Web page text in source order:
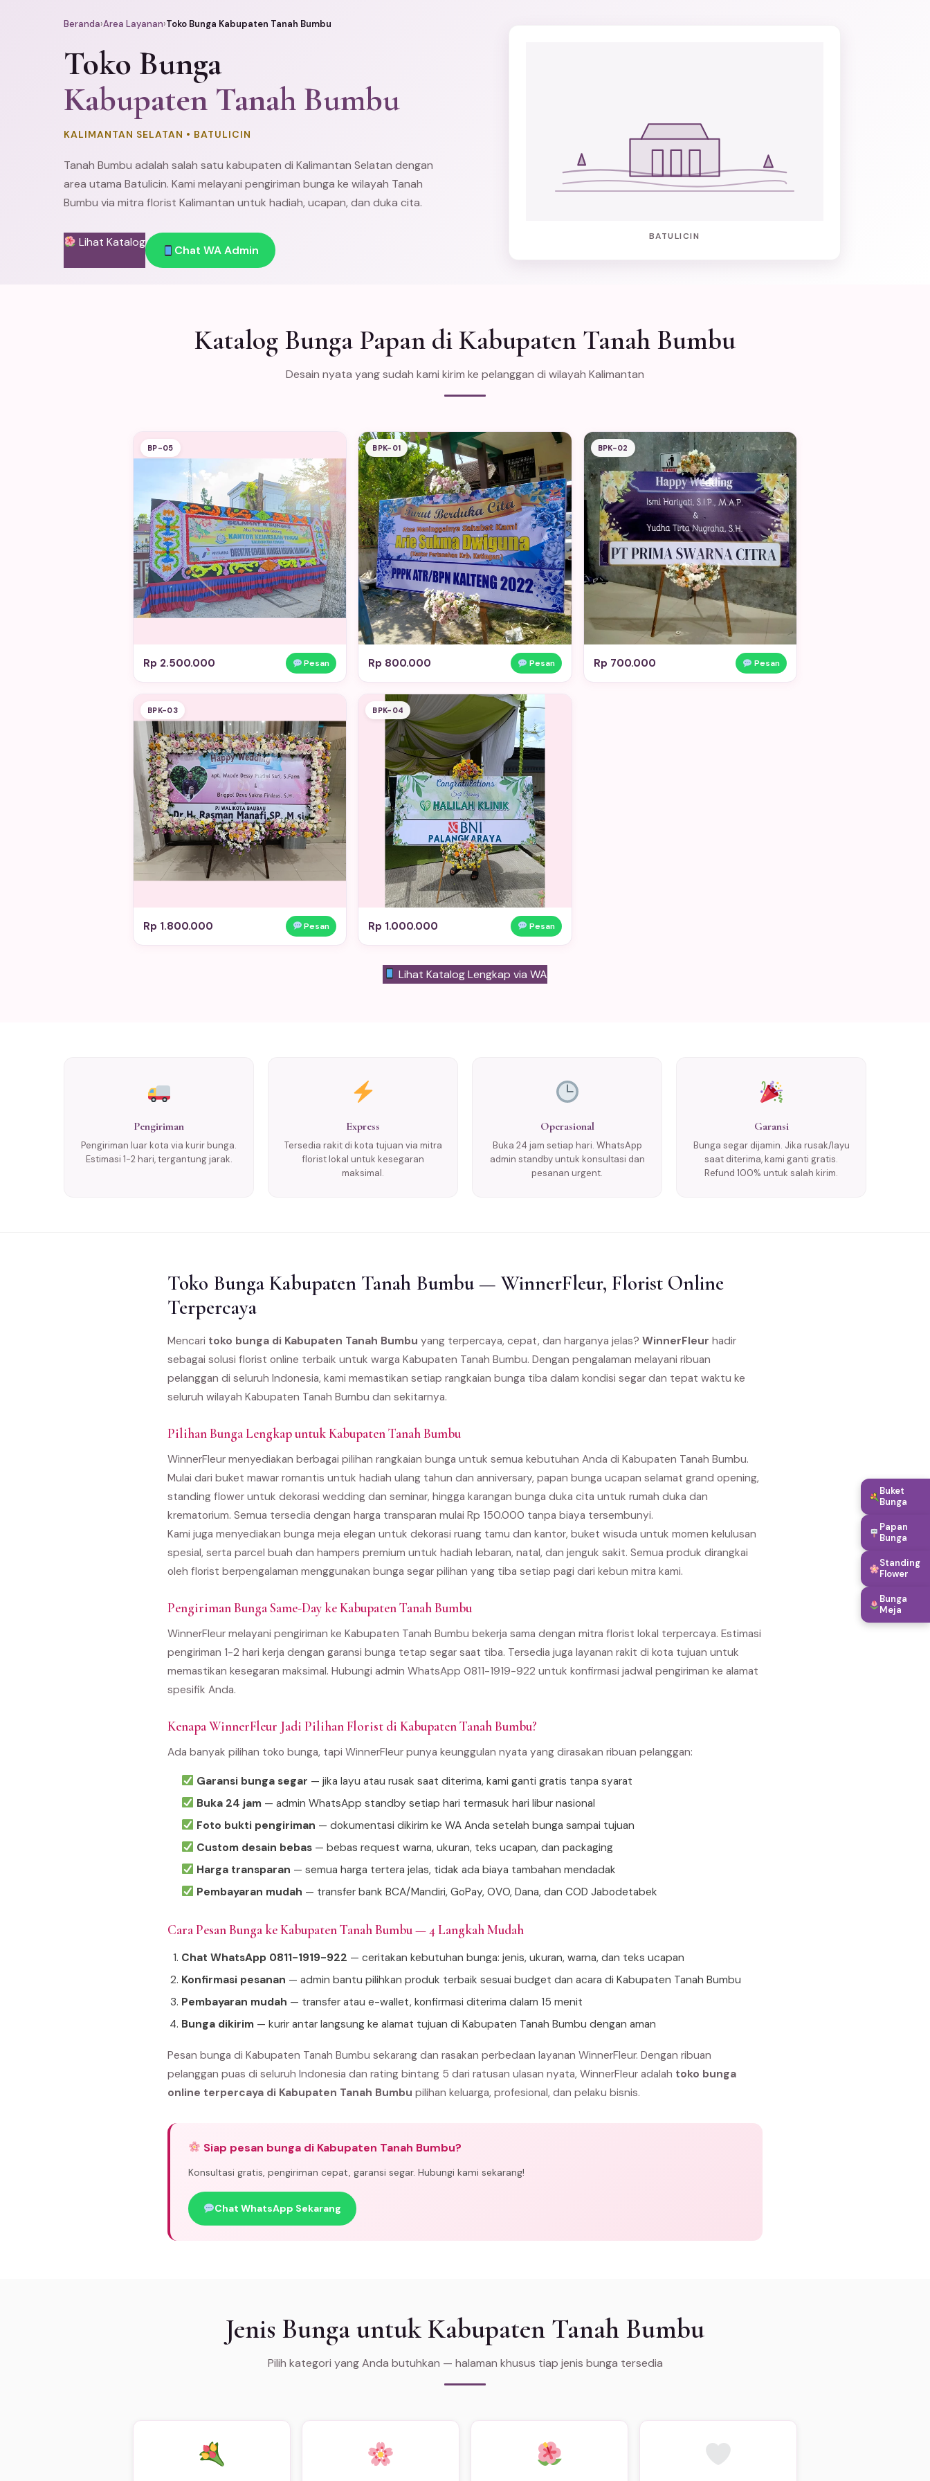
Beranda›Area Layanan›Toko Bunga Kabupaten Tanah Bumbu
Toko Bunga
Kabupaten Tanah Bumbu
KALIMANTAN SELATAN • BATULICIN
Tanah Bumbu adalah salah satu kabupaten di Kalimantan Selatan dengan
area utama Batulicin. Kami melayani pengiriman bunga ke wilayah Tanah
Bumbu via mitra florist Kalimantan untuk hadiah, ucapan, dan duka cita.
Lihat Katalog
Chat WA Admin
BATULICIN
Katalog Bunga Papan di Kabupaten Tanah Bumbu
Desain nyata yang sudah kami kirim ke pelanggan di wilayah Kalimantan
BP-05
Rp 2.500.000 Pesan
BPK-01
Rp 800.000 Pesan
BPK-02
Rp 700.000 Pesan
BPK-03
Rp 1.800.000 Pesan
BPK-04
Rp 1.000.000 Pesan
Lihat Katalog Lengkap via WA
Pengiriman
Pengiriman luar kota via kurir bunga.
Estimasi 1-2 hari, tergantung jarak.
Express
Tersedia rakit di kota tujuan via mitra
florist lokal untuk kesegaran
maksimal.
Operasional
Buka 24 jam setiap hari. WhatsApp
admin standby untuk konsultasi dan
pesanan urgent.
Garansi
Bunga segar dijamin. Jika rusak/layu
saat diterima, kami ganti gratis.
Refund 100% untuk salah kirim.
Toko Bunga Kabupaten Tanah Bumbu — WinnerFleur, Florist Online
Terpercaya
Mencari toko bunga di Kabupaten Tanah Bumbu yang terpercaya, cepat, dan harganya jelas? WinnerFleur hadir
sebagai solusi florist online terbaik untuk warga Kabupaten Tanah Bumbu. Dengan pengalaman melayani ribuan
pelanggan di seluruh Indonesia, kami memastikan setiap rangkaian bunga tiba dalam kondisi segar dan tepat waktu ke
seluruh wilayah Kabupaten Tanah Bumbu dan sekitarnya.
Pilihan Bunga Lengkap untuk Kabupaten Tanah Bumbu
WinnerFleur menyediakan berbagai pilihan rangkaian bunga untuk semua kebutuhan Anda di Kabupaten Tanah Bumbu.
Mulai dari buket mawar romantis untuk hadiah ulang tahun dan anniversary, papan bunga ucapan selamat grand opening,
standing flower untuk dekorasi wedding dan seminar, hingga karangan bunga duka cita untuk rumah duka dan
krematorium. Semua tersedia dengan harga transparan mulai Rp 150.000 tanpa biaya tersembunyi.
Kami juga menyediakan bunga meja elegan untuk dekorasi ruang tamu dan kantor, buket wisuda untuk momen kelulusan
spesial, serta parcel buah dan hampers premium untuk hadiah lebaran, natal, dan jenguk sakit. Semua produk dirangkai
oleh florist berpengalaman menggunakan bunga segar pilihan yang tiba setiap pagi dari kebun mitra kami.
Pengiriman Bunga Same-Day ke Kabupaten Tanah Bumbu
WinnerFleur melayani pengiriman ke Kabupaten Tanah Bumbu bekerja sama dengan mitra florist lokal terpercaya. Estimasi
pengiriman 1-2 hari kerja dengan garansi bunga tetap segar saat tiba. Tersedia juga layanan rakit di kota tujuan untuk
memastikan kesegaran maksimal. Hubungi admin WhatsApp 0811-1919-922 untuk konfirmasi jadwal pengiriman ke alamat
spesifik Anda.
Kenapa WinnerFleur Jadi Pilihan Florist di Kabupaten Tanah Bumbu?
Ada banyak pilihan toko bunga, tapi WinnerFleur punya keunggulan nyata yang dirasakan ribuan pelanggan:
Garansi bunga segar — jika layu atau rusak saat diterima, kami ganti gratis tanpa syarat
Buka 24 jam— admin WhatsApp standby setiap hari termasuk hari libur nasional
Foto bukti pengiriman — dokumentasi dikirim ke WA Anda setelah bunga sampai tujuan
Custom desain bebas— bebas request warna, ukuran, teks ucapan, dan packaging
Harga transparan — semua harga tertera jelas, tidak ada biaya tambahan mendadak
Pembayaran mudah — transfer bank BCA/Mandiri, GoPay, OVO, Dana, dan COD Jabodetabek
Cara Pesan Bunga ke Kabupaten Tanah Bumbu — 4 Langkah Mudah
Chat WhatsApp 0811-1919-922 — ceritakan kebutuhan bunga: jenis, ukuran, warna, dan teks ucapan
Konfirmasi pesanan — admin bantu pilihkan produk terbaik sesuai budget dan acara di Kabupaten Tanah Bumbu
Pembayaran mudah — transfer atau e-wallet, konfirmasi diterima dalam 15 menit
Bunga dikirim — kurir antar langsung ke alamat tujuan di Kabupaten Tanah Bumbu dengan aman
Pesan bunga di Kabupaten Tanah Bumbu sekarang dan rasakan perbedaan layanan WinnerFleur. Dengan ribuan
pelanggan puas di seluruh Indonesia dan rating bintang 5 dari ratusan ulasan nyata, WinnerFleur adalah toko bunga
online terpercaya di Kabupaten Tanah Bumbu pilihan keluarga, profesional, dan pelaku bisnis.
Siap pesan bunga di Kabupaten Tanah Bumbu?
Konsultasi gratis, pengiriman cepat, garansi segar. Hubungi kami sekarang!
Chat WhatsApp Sekarang
Jenis Bunga untuk Kabupaten Tanah Bumbu
Pilih kategori yang Anda butuhkan — halaman khusus tiap jenis bunga tersedia
Buket
Bunga
Papan
Bunga
Standing
Flower
Bunga
Meja